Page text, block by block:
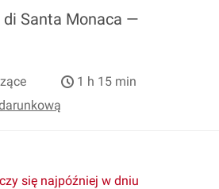
di Santa Monaca —
1 h 15 min
się najpóźniej w dniu